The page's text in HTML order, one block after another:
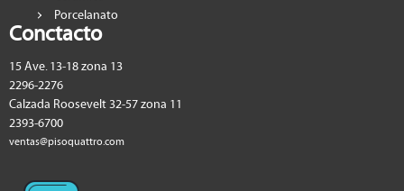
Porcelanato
Conctacto
15 Ave. 13-18 zona 13
2296-2276
Calzada Roosevelt 32-57 zona 11
2393-6700
ventas@pisoquattro.com